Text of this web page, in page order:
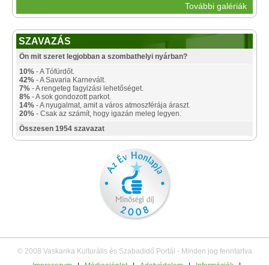
További galériák
SZAVAZÁS
Ön mit szeret legjobban a szombathelyi nyárban?
10% - A Tófürdőt.
42% - A Savaria Karnevált.
7% - A rengeteg fagyizási lehetőséget.
8% - A sok gondozott parkot.
14% - A nyugalmat, amit a város atmoszférája áraszt.
20% - Csak az számít, hogy igazán meleg legyen.
Összesen 1954 szavazat
© 2008 Vaskarika Kulturális és Szabadidő Portál - Minden jog fenntartva